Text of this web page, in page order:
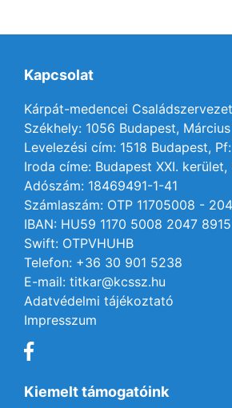
Kapcsolat
Kárpát-medencei
Székhely: 1056 Budapest,
Levelezési cím: 1518 Budapest,
Iroda címe: Budapest XXI. kerület,
Adószám: 18469491-1-41
Számlaszám: OTP 11705008 -
IBAN: HU59 1170 5008 2047
Swift: OTPVHUHB
Telefon: +36 30 901 5238
E-mail: titkar@kcssz.hu
Adatvédelmi tájékoztató
Impresszum
Kiemelt támogatóink